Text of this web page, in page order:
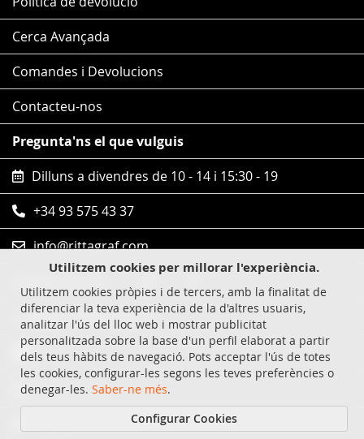
Utilitzem cookies per millorar l'experiència.
Utilitzem cookies pròpies i de tercers, amb la finalitat de
diferenciar la teva experiència de la d'altres usuaris,
analitzar l'ús del lloc web i mostrar publicitat
personalitzada sobre la base d'un perfil elaborat a partir
dels teus hàbits de navegació. Pots acceptar l'ús de totes
les cookies, configurar-les segons les teves preferències o
denegar-les. Saber-ne més.
Configurar Cookies
Cerca Avançada
Comandes i Devolucions
Contacteu-nos
Pregunta'ns el que vulguis
Dilluns a divendres de 10 - 14 i 15:30 - 19
+34 93 575 43 37
info@rittagraf.com
Compres 100% segures
Visa
MasterCard